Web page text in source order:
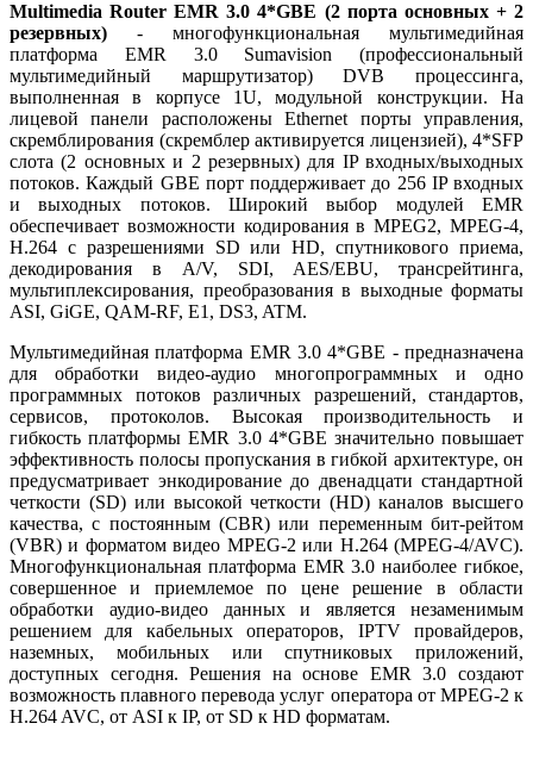
Multimedia Router EMR 3.0 4*GBE (2 порта основных + 2
резервных)
- многофункциональная мультимедийная
платформа EMR 3.0 Sumavision (профессиональный
мультимедийный маршрутизатор) DVB процессинга,
выполненная в корпусе 1U, модульной конструкции. На
лицевой панели расположены Ethernet порты управления,
cкремблирования (скремблер активируется лицензией), 4*SFP
слота (2 основных и 2 резервных) для IP входных/выходных
потоков. Каждый GBE порт поддерживает до 256 IP входных
и выходных потоков. Широкий выбор модулей EMR
обеспечивает возможности кодирования в MPEG2, MPEG-4,
H.264 с разрешениями SD или HD, спутникового приема,
декодирования в A/V, SDI, AES/EBU, трансрейтинга,
мультиплексирования, преобразования в выходные форматы
ASI, GiGE, QAM-RF, E1, DS3, ATM.
Мультимедийная платформа EMR 3.0 4*GBE - предназначена
для обработки видео-аудио многопрограммных и одно
программных потоков различных разрешений, стандартов,
сервисов, протоколов. Высокая производительность и
гибкость платформы EMR 3.0 4*GBE значительно повышает
эффективность полосы пропускания в гибкой архитектуре, он
предусматривает энкодирование до двенадцати стандартной
четкости (SD) или высокой четкости (HD) каналов высшего
качества, с постоянным (CBR) или переменным бит-рейтом
(VBR) и форматом видео MPEG-2 или H.264 (MPEG-4/AVC).
Многофункциональная платформа EMR 3.0 наиболее гибкое,
совершенное и приемлемое по цене решение в области
обработки аудио-видео данных и является незаменимым
решением для кабельных операторов, IPTV провайдеров,
наземных, мобильных или спутниковых приложений,
доступных сегодня. Решения на основе EMR 3.0 создают
возможность плавного перевода услуг оператора от MPEG-2 к
H.264 AVC, от ASI к IP, от SD к HD форматам.